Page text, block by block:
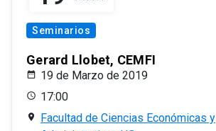
Seminarios
Gerard Llobet, CEMFI
19 de Marzo de 2019
17:00
Facultad de Ciencias Económicas y